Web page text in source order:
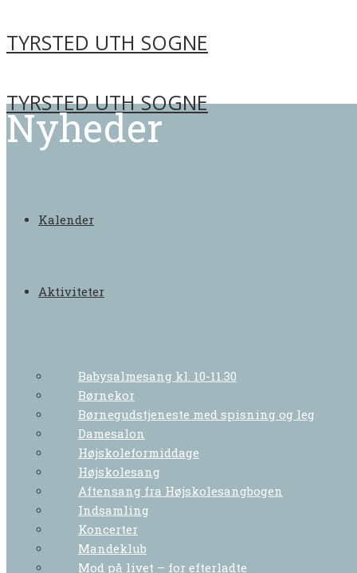
TYRSTED UTH SOGNE
Kalender
Aktiviteter
Babysalmesang kl. 10-11.30
Børnekor
Børnegudstjeneste med spisning og leg
Damesalon
Højskoleformiddage
Højskolesang
Aftensang fra Højskolesangbogen
Indsamling
Koncerter
Mandeklub
Mod på livet – for efterladte
TYRSTED UTH SOGNE
Nyheder